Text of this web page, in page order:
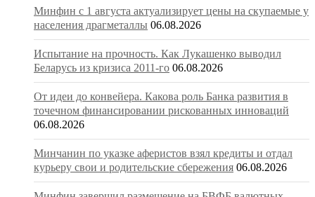
Минфин с 1 августа актуализирует цены на скупаемые у
населения драгметаллы 06.08.2026
Испытание на прочность. Как Лукашенко выводил
Беларусь из кризиса 2011-го 06.08.2026
От идеи до конвейера. Какова роль Банка развития в
точечном финансировании рискованных инноваций
06.08.2026
Минчанин по указке аферистов взял кредиты и отдал
курьеру свои и родительские сбережения 06.08.2026